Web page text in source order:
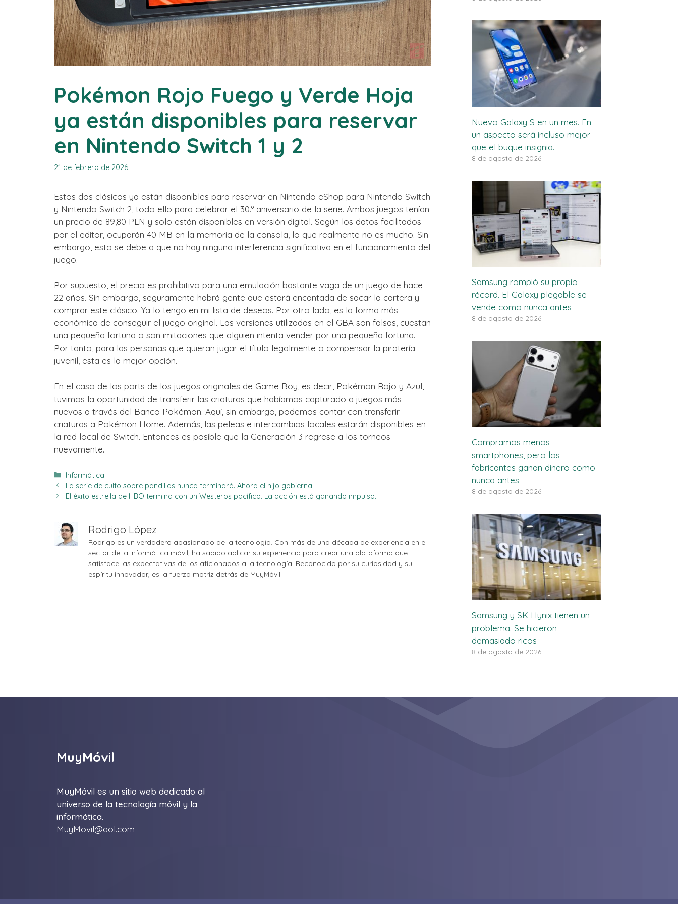
Pokémon Rojo Fuego y Verde Hoja
ya están disponibles para reservar
en Nintendo Switch 1 y 2
21 de febrero de 2026
Estos dos clásicos ya están disponibles para reservar en Nintendo eShop para Nintendo Switch
y Nintendo Switch 2, todo ello para celebrar el 30.º aniversario de la serie. Ambos juegos tenían
un precio de 89,80 PLN y solo están disponibles en versión digital. Según los datos facilitados
por el editor, ocuparán 40 MB en la memoria de la consola, lo que realmente no es mucho. Sin
embargo, esto se debe a que no hay ninguna interferencia significativa en el funcionamiento del
juego.
Por supuesto, el precio es prohibitivo para una emulación bastante vaga de un juego de hace
22 años. Sin embargo, seguramente habrá gente que estará encantada de sacar la cartera y
comprar este clásico. Ya lo tengo en mi lista de deseos. Por otro lado, es la forma más
económica de conseguir el juego original. Las versiones utilizadas en el GBA son falsas, cuestan
una pequeña fortuna o son imitaciones que alguien intenta vender por una pequeña fortuna.
Por tanto, para las personas que quieran jugar el título legalmente o compensar la piratería
juvenil, esta es la mejor opción.
En el caso de los ports de los juegos originales de Game Boy, es decir, Pokémon Rojo y Azul,
tuvimos la oportunidad de transferir las criaturas que habíamos capturado a juegos más
nuevos a través del Banco Pokémon. Aquí, sin embargo, podemos contar con transferir
criaturas a Pokémon Home. Además, las peleas e intercambios locales estarán disponibles en
la red local de Switch. Entonces es posible que la Generación 3 regrese a los torneos
nuevamente.
Categorías
Informática
La serie de culto sobre pandillas nunca terminará. Ahora el hijo gobierna
El éxito estrella de HBO termina con un Westeros pacífico. La acción está ganando impulso.
Rodrigo López
Rodrigo es un verdadero apasionado de la tecnología. Con más de una década de experiencia en el
sector de la informática móvil, ha sabido aplicar su experiencia para crear una plataforma que
satisface las expectativas de los aficionados a la tecnología. Reconocido por su curiosidad y su
espíritu innovador, es la fuerza motriz detrás de MuyMóvil.
Nuevo Galaxy S en un mes. En
un aspecto será incluso mejor
que el buque insignia.
8 de agosto de 2026
Samsung rompió su propio
récord. El Galaxy plegable se
vende como nunca antes
8 de agosto de 2026
Compramos menos
smartphones, pero los
fabricantes ganan dinero como
nunca antes
8 de agosto de 2026
Samsung y SK Hynix tienen un
problema. Se hicieron
demasiado ricos
8 de agosto de 2026
MuyMóvil
MuyMóvil es un sitio web dedicado al
universo de la tecnología móvil y la
informática.
MuyMovil@aol.com